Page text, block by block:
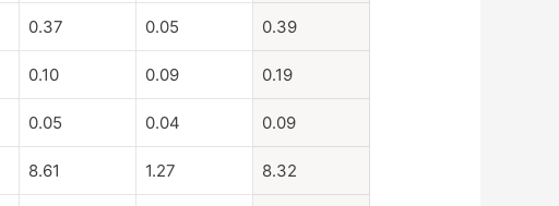
0.37 0.05 0.39
0.10 0.09 0.19
0.05 0.04 0.09
8.61 1.27 8.32